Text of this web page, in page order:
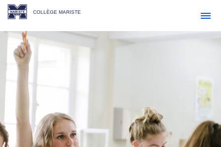
COLLÈGE MARISTE